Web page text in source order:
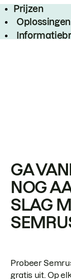
Prijzen
Oplossingen
GA
NOG
SLAG
Probeer
gratis uit. Op